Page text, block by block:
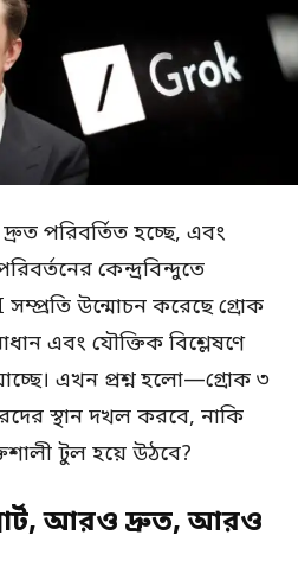
পরিবর্তিত হচ্ছে, এবং
কেন্দ্রবিন্দুতে
সম্প্রতি উন্মোচন করেছে গ্রোক
এবং যৌক্তিক বিশ্লেষণে
এখন প্রশ্ন হলো—গ্রোক ৩
স্থান দখল করবে, নাকি
টুল হয়ে উঠবে?
আরও দ্রুত, আরও